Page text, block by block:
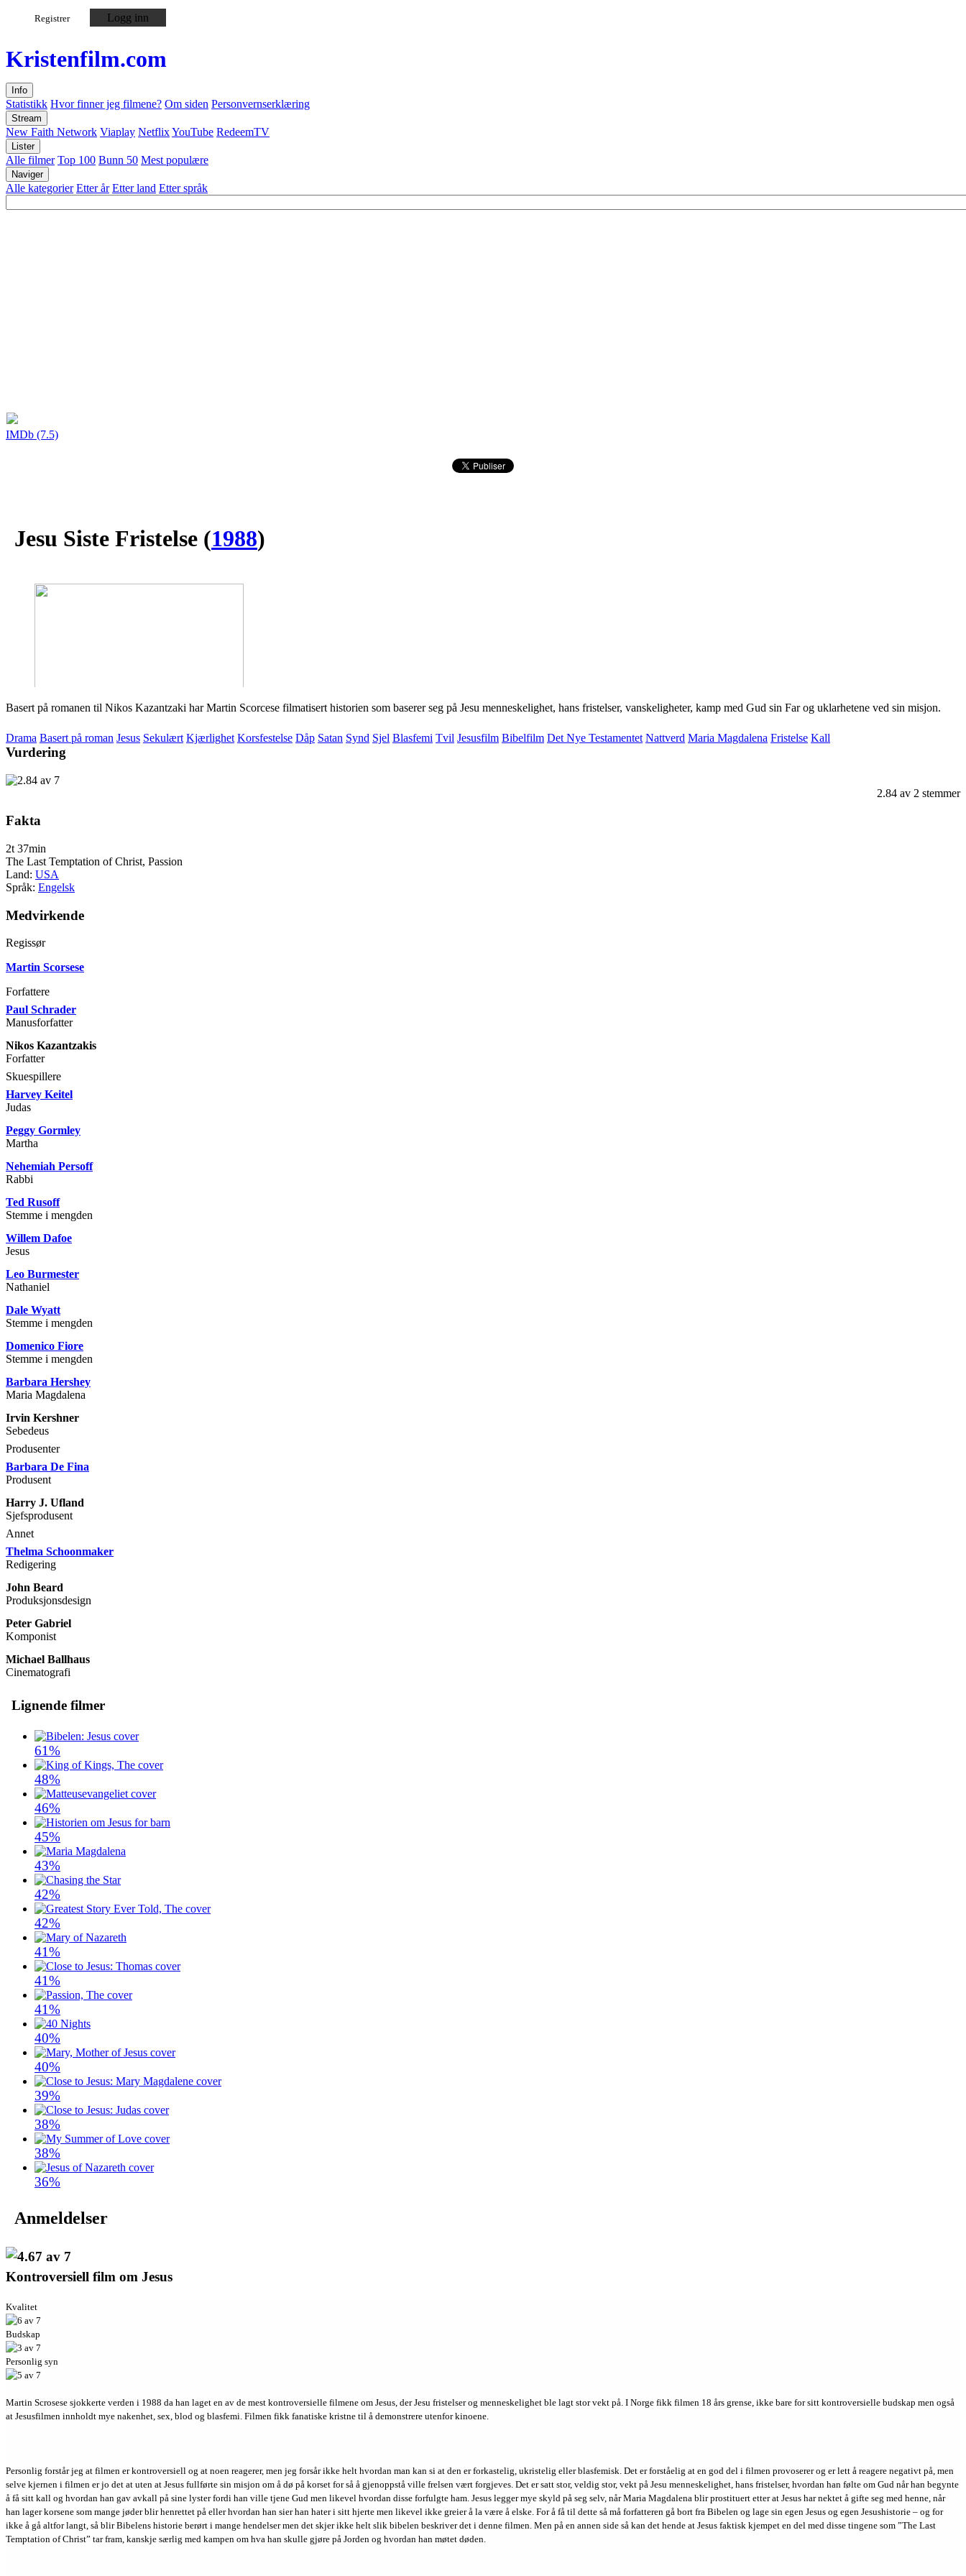
Registrer Logg inn
Kristenfilm.com
Info
Statistikk Hvor finner jeg filmene? Om siden Personvernserklæring
Stream
New Faith Network Viaplay NetflixYouTube RedeemTV
Lister
Alle filmer Top 100 Bunn 50 Mest populære
Naviger
Alle kategorier Etter år Etter land Etter språk
IMDb (7.5)
Jesu Siste Fristelse (1988)
Basert på romanen til Nikos Kazantzaki har Martin Scorcese filmatisert historien som baserer seg på Jesu menneskelighet, hans fristelser, vanskeligheter, kamp med Gud sin Far og uklarhetene ved sin misjon.
Drama Basert på roman Jesus Sekulært Kjærlighet Korsfestelse Dåp Satan Synd Sjel Blasfemi Tvil Jesusfilm Bibelfilm Det Nye Testamentet Nattverd Maria Magdalena Fristelse Kall
Vurdering
2.84 av 2 stemmer
Fakta
2t 37min
The Last Temptation of Christ, Passion
Land: USA
Språk: Engelsk
Medvirkende
Regissør
Martin Scorsese
Forfattere
Paul Schrader
Manusforfatter
Nikos Kazantzakis
Forfatter
Skuespillere
Harvey Keitel
Judas
Peggy Gormley
Martha
Nehemiah Persoff
Rabbi
Ted Rusoff
Stemme i mengden
Willem Dafoe
Jesus
Leo Burmester
Nathaniel
Dale Wyatt
Stemme i mengden
Domenico Fiore
Stemme i mengden
Barbara Hershey
Maria Magdalena
Irvin Kershner
Sebedeus
Produsenter
Barbara De Fina
Produsent
Harry J. Ufland
Sjefsprodusent
Annet
Thelma Schoonmaker
Redigering
John Beard
Produksjonsdesign
Peter Gabriel
Komponist
Michael Ballhaus
Cinematografi
Lignende filmer
61%
48%
46%
45%
43%
42%
42%
41%
41%
41%
40%
40%
39%
38%
38%
36%
Anmeldelser
Kontroversiell film om Jesus
Kvalitet
Budskap
Personlig syn
Martin Scrosese sjokkerte verden i 1988 da han laget en av de mest kontroversielle filmene om Jesus, der Jesu fristelser og menneskelighet ble lagt stor vekt på. I Norge fikk filmen 18 års grense, ikke bare for sitt kontroversielle budskap men også
at Jesusfilmen innholdt mye nakenhet, sex, blod og blasfemi. Filmen fikk fanatiske kristne til å demonstrere utenfor kinoene.
Personlig forstår jeg at filmen er kontroversiell og at noen reagerer, men jeg forsår ikke helt hvordan man kan si at den er forkastelig, ukristelig eller blasfemisk. Det er forståelig at en god del i filmen provoserer og er lett å reagere negativt på, men
selve kjernen i filmen er jo det at uten at Jesus fullførte sin misjon om å dø på korset for så å gjenoppstå ville frelsen vært forgjeves. Det er satt stor, veldig stor, vekt på Jesu menneskelighet, hans fristelser, hvordan han følte om Gud når han begynte
å få sitt kall og hvordan han gav avkall på sine lyster fordi han ville tjene Gud men likevel hvordan disse forfulgte ham. Jesus legger mye skyld på seg selv, når Maria Magdalena blir prostituert etter at Jesus har nektet å gifte seg med henne, når
han lager korsene som mange jøder blir henrettet på eller hvordan han sier han hater i sitt hjerte men likevel ikke greier å la være å elske. For å få til dette så må forfatteren gå bort fra Bibelen og lage sin egen Jesus og egen Jesushistorie – og for
ikke å gå altfor langt, så blir Bibelens historie berørt i mange hendelser men det skjer ikke helt slik bibelen beskriver det i denne filmen. Men på en annen side så kan det hende at Jesus faktisk kjempet en del med disse tingene som ”The Last
Temptation of Christ” tar fram, kanskje særlig med kampen om hva han skulle gjøre på Jorden og hvordan han møtet døden.